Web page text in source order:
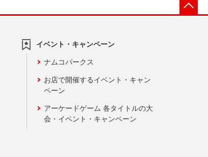
イベント・キャンペーン
ナムコパークス
お店で開催するイベント・キャン
ペーン
アーケードゲーム 各タイトルの大
会・イベント・キャンペーン